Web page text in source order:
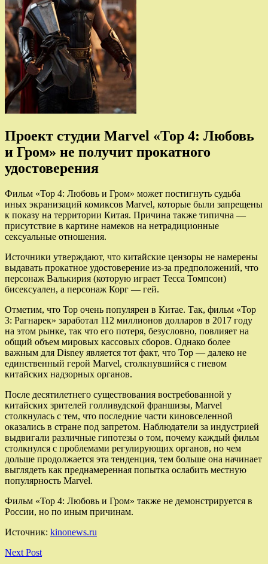
Проект студии Marvel «Тор 4: Любовь
и Гром» не получит прокатного
удостоверения
Фильм «Тор 4: Любовь и Гром» может постигнуть судьба
иных экранизаций комиксов Marvel, которые были запрещены
к показу на территории Китая. Причина также типична —
присутствие в картине намеков на нетрадиционные
сексуальные отношения.
Источники утверждают, что китайские цензоры не намерены
выдавать прокатное удостоверение из-за предположений, что
персонаж Валькирия (которую играет Тесса Томпсон)
бисексуален, а персонаж Корг — гей.
Отметим, что Тор очень популярен в Китае. Так, фильм «Тор
3: Рагнарек» заработал 112 миллионов долларов в 2017 году
на этом рынке, так что его потеря, безусловно, повлияет на
общий объем мировых кассовых сборов. Однако более
важным для Disney является тот факт, что Тор — далеко не
единственный герой Marvel, столкнувшийся с гневом
китайских надзорных органов.
После десятилетнего существования востребованной у
китайских зрителей голливудской франшизы, Marvel
столкнулась с тем, что последние части киновселенной
оказались в стране под запретом. Наблюдатели за индустрией
выдвигали различные гипотезы о том, почему каждый фильм
столкнулся с проблемами регулирующих органов, но чем
дольше продолжается эта тенденция, тем больше она начинает
выглядеть как преднамеренная попытка ослабить местную
популярность Marvel.
Фильм «Тор 4: Любовь и Гром» также не демонстрируется в
России, но по иным причинам.
Источник: kinonews.ru
Next Post